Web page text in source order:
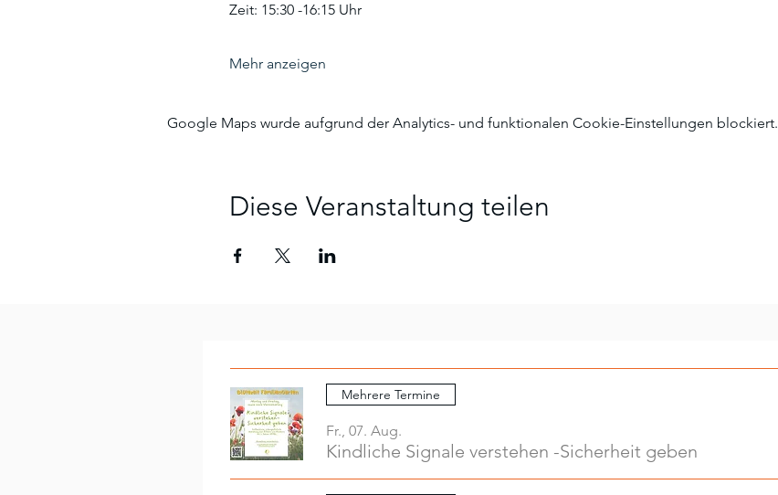
Zeit: 15:30 -16:15 Uhr
Mehr anzeigen
Google Maps wurde aufgrund der Analytics- und funktionalen Cookie-Einstellungen blockiert.
Diese Veranstaltung teilen
Mehrere Termine
Fr., 07. Aug.
Kindliche Signale verstehen -Sicherheit geben